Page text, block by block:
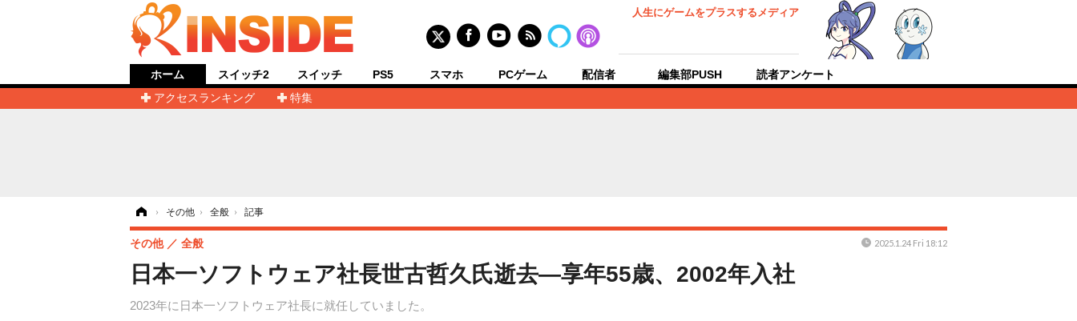
人生にゲームをプラスするメディア
ホーム
アクセスランキング
特集
スイッチ2 スイッチ PS5 スマホ PCゲーム 配信者 編集部PUSH 読者アンケート
› その他 › 全般 › 記事
日本一ソフトウェア社長世古哲久氏逝去―享年55歳、2002年入社
2023年に日本一ソフトウェア社長に就任していました。
その他 全般 2025.1.24 Fri 18:12